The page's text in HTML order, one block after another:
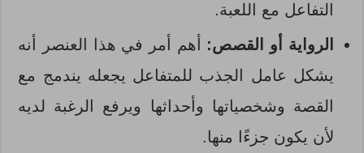
التفاعل مع اللعبة.
الرواية أو القصص: أهم أمر في هذا العنصر أنه
يشكل عامل الجذب للمتفاعل يجعله يندمج مع
القصة وشخصياتها وأحداثها ويرفع الرغبة لديه
لأن يكون جزءًا منها.